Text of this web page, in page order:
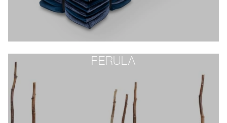
FERULA